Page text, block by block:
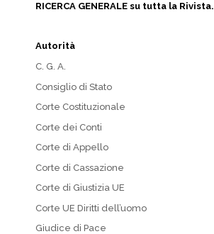
RICERCA GENERALE su tutta la Rivista.
Autorità
C. G. A.
Consiglio di Stato
Corte Costituzionale
Corte dei Conti
Corte di Appello
Corte di Cassazione
Corte di Giustizia UE
Corte UE Diritti dell’uomo
Giudice di Pace